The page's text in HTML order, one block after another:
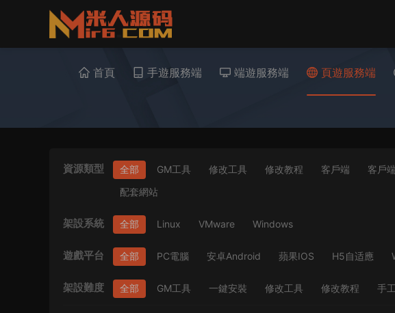
首頁 手遊服務端 端遊服務端 頁遊服務端
資源類型 全部 GM工具 修改工具 修改教程 客戶端 客戶
配套網站
架設系統 全部 Linux VMware Windows
遊戲平台 全部 PC電腦 安卓Android 蘋果IOS H5自适應
架設難度 全部 GM工具 一鍵安裝 修改工具 修改教程 手